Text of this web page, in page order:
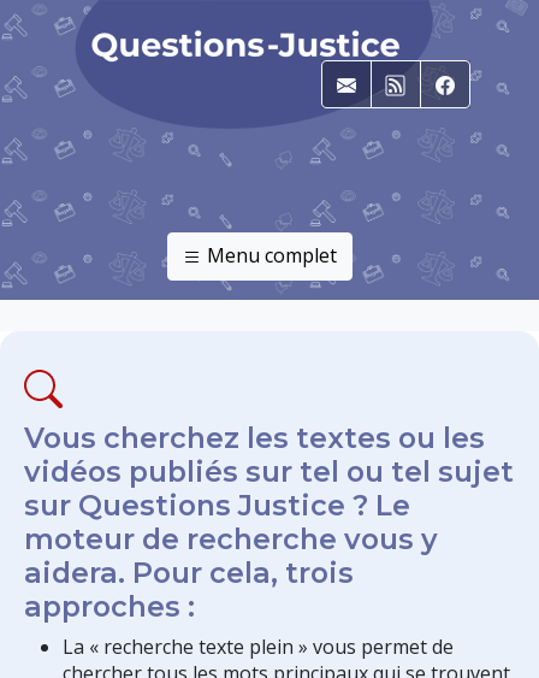
E-mailRSS
Menu complet
Vous cherchez les textes ou les
vidéos publiés sur tel ou tel sujet
sur Questions Justice ? Le
moteur de recherche vous y
aidera. Pour cela, trois
approches :
La « recherche texte plein » vous permet de